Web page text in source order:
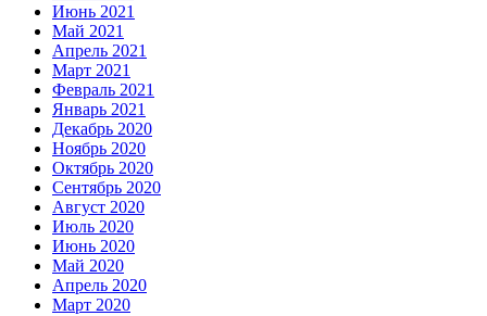
Июнь 2021
Май 2021
Апрель 2021
Март 2021
Февраль 2021
Январь 2021
Декабрь 2020
Ноябрь 2020
Октябрь 2020
Сентябрь 2020
Август 2020
Июль 2020
Июнь 2020
Май 2020
Апрель 2020
Март 2020